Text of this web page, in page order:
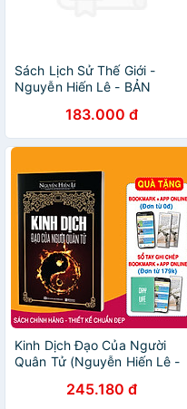
Sách Lịch Sử Thế Giới -
Nguyễn Hiến Lê - BẢN
183.000 đ
Kinh Dịch Đạo Của Người
Quân Tử (Nguyễn Hiến Lê -
Bookmark PL)245.180 đ